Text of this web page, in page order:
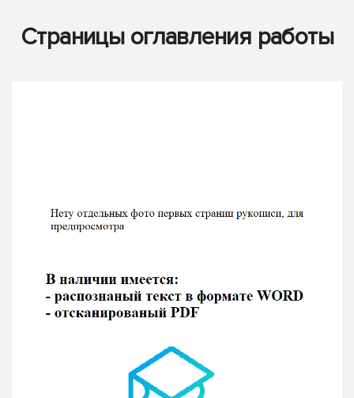
Страницы оглавления работы